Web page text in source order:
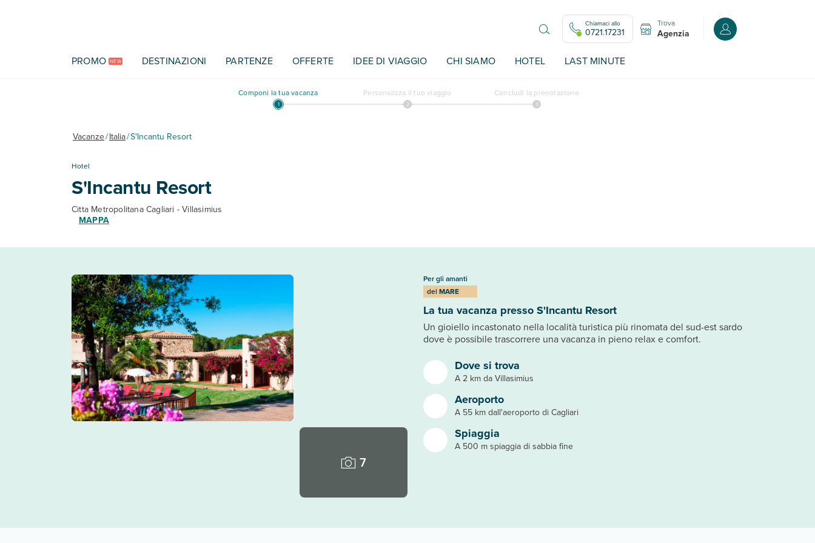
Chiamaci allo
0721.17231
Trova
Agenzia Accedi o registrati
PROMO NEW DESTINAZIONI PARTENZE OFFERTE IDEE DI VIAGGIO CHI SIAMO HOTEL LAST MINUTE
Componi la tua vacanza Personalizza il tuo viaggio Concludi la prenotazione
Vacanze/Italia/S'Incantu Resort
Hotel
S'Incantu Resort
Citta Metropolitana Cagliari - Villasimius
MAPPA
7
Dove si trova
A 2 km da Villasimius
Aeroporto
A 55 km dall'aeroporto di Cagliari
Spiaggia
A 500 m spiaggia di sabbia fine
Per gli amanti
del MARE
La tua vacanza presso S'Incantu Resort
Un gioiello incastonato nella località turistica più rinomata del sud-est sardo
dove è possibile trascorrere una vacanza in pieno relax e comfort.